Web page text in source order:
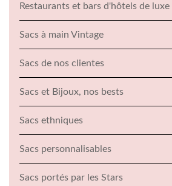
Restaurants et bars d'hôtels de luxe
Sacs à main Vintage
Sacs de nos clientes
Sacs et Bijoux, nos bests
Sacs ethniques
Sacs personnalisables
Sacs portés par les Stars